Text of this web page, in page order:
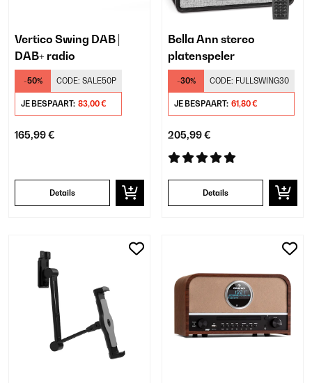
Vertico Swing DAB |
DAB+ radio
-50% CODE: SALE50P
JE BESPAART: 83,00 €
165,99 €
Details
Bella Ann stereo
platenspeler
-30% CODE: FULLSWING30
JE BESPAART: 61,80 €
205,99 €
Details